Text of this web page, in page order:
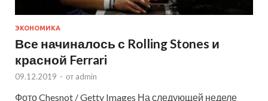
ЭКОНОМИКА
Все начиналось с Rolling Stones и
красной Ferrari
09.12.2019 - от admin
Фото Chesnot / Getty Images На следующей неделе